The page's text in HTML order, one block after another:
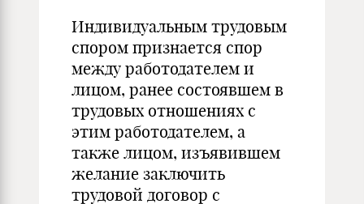
Индивидуальным трудовым
спором признается спор
между работодателем и
лицом, ранее состоявшем в
трудовых отношениях с
этим работодателем, а
также лицом, изъявившем
желание заключить
трудовой договор с